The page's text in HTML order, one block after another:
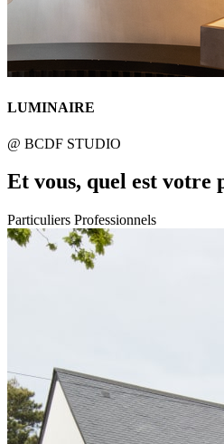
LUMINAIRE
@ BCDF STUDIO
Et vous, quel est votre
Particuliers Professionnels